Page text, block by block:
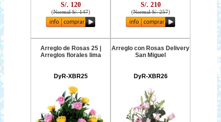
S/. 120
(Normal S/. 147)
S/. 210
(Normal S/. 257)
Arreglo de Rosas 25 |
Arreglos florales lima
DyR-XBR25
Arreglo con Rosas Delivery
San Miguel
DyR-XBR26